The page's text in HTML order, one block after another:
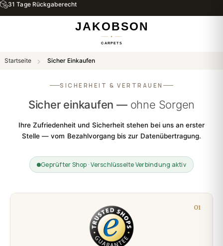
31 Tage Rückgaberecht
Startseite Sicher Einkaufen
SICHERHEIT & VERTRAUEN
Sicher einkaufen — ohne Sorgen
Ihre Zufriedenheit und Sicherheit stehen bei uns an erster
Stelle — vom Bezahlvorgang bis zur Datenübertragung.
Geprüfter Shop · Verschlüsselte Verbindung aktiv
01